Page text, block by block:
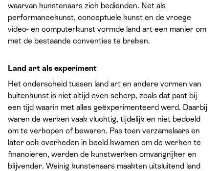
waarvan kunstenaars zich bedienden. Net als
performancekunst, conceptuele kunst en de vroege
video- en computerkunst vormde land art een manier om
met de bestaande conventies te breken.
Land art als experiment
Het onderscheid tussen land art en andere vormen van
buitenkunst is niet altijd even scherp, zoals dat past bij
een tijd waarin met alles geëxperimenteerd werd. Daarbij
waren de werken vaak vluchtig, tijdelijk en niet bedoeld
om te verkopen of bewaren. Pas toen verzamelaars en
later ook overheden in beeld kwamen om de werken te
financieren, werden de kunstwerken omvangrijker en
blijvender. Weinig kunstenaars maakten uitsluitend land